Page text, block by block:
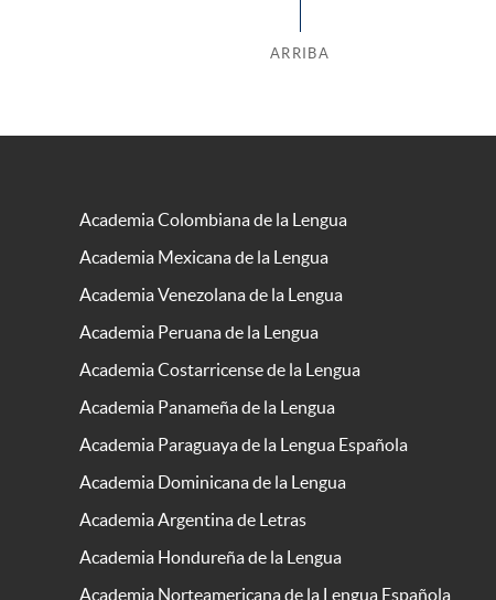
ARRIBA
Academia Colombiana de la Lengua
Academia Mexicana de la Lengua
Academia Venezolana de la Lengua
Academia Peruana de la Lengua
Academia Costarricense de la Lengua
Academia Panameña de la Lengua
Academia Paraguaya de la Lengua Española
Academia Dominicana de la Lengua
Academia Argentina de Letras
Academia Hondureña de la Lengua
Academia Norteamericana de la Lengua Española